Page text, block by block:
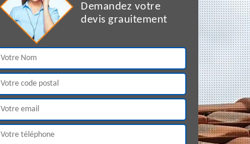
Demandez votre
devis grauitement